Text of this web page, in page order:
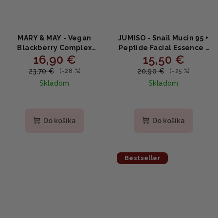
MARY & MAY - Vegan
Blackberry Complex
Cream Essence -
Černicový krém - esencia
16,90 €
23,70 € (–28 %)
Skladom
Do košíka
JUMISO - Snail Mucin 95 +
Peptide Facial Essence -
Obnovujúca esencia s
mucínom 140ml
15,50 €
20,90 € (–25 %)
Skladom
produktu
Do košíka
Bestseller